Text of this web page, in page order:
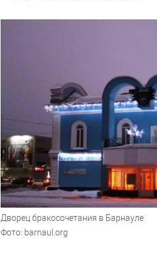
Дворец бракосочетания в Барнауле
Фото: barnaul.org